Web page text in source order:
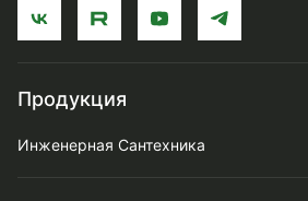
Продукция
Инженерная Сантехника